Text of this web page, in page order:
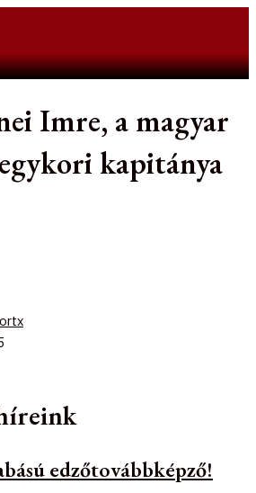
Imre, a magyar
kapitánya
edzőtovábbképző!